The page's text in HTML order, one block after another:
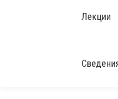
Лекции